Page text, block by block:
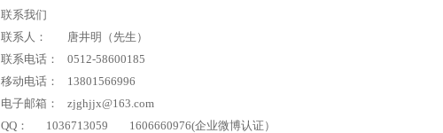
联系我们
联系人：
唐井明（先生）
联系电话：
0512-58600185
移动电话：
13801566996
电子邮箱：
zjghjjx@163.com
QQ：
1036713059 1606660976(企业微博认证）